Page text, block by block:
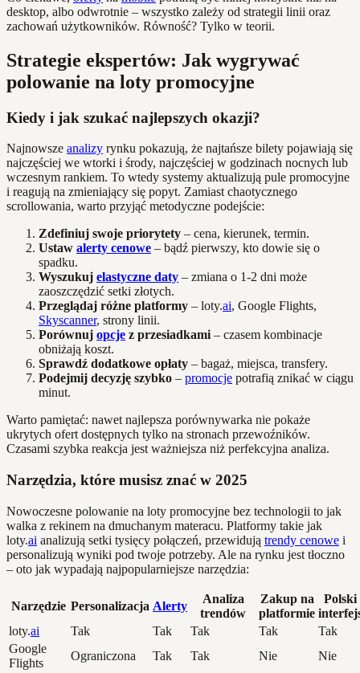
desktop, albo odwrotnie – wszystko zależy od strategii linii oraz
zachowań użytkowników. Równość? Tylko w teorii.
Strategie ekspertów: Jak wygrywać
polowanie na loty promocyjne
Kiedy i jak szukać najlepszych okazji?
Najnowsze analizy rynku pokazują, że najtańsze bilety pojawiają się
najczęściej we wtorki i środy, najczęściej w godzinach nocnych lub
wczesnym rankiem. To wtedy systemy aktualizują pule promocyjne
i reagują na zmieniający się popyt. Zamiast chaotycznego
scrollowania, warto przyjąć metodyczne podejście:
Zdefiniuj swoje priorytety – cena, kierunek, termin.
Ustaw alerty cenowe – bądź pierwszy, kto dowie się o
spadku.
Wyszukuj elastyczne daty – zmiana o 1-2 dni może
zaoszczędzić setki złotych.
Przeglądaj różne platformy – loty.ai, Google Flights,
Skyscanner, strony linii.
Porównuj opcje z przesiadkami – czasem kombinacje
obniżają koszt.
Sprawdź dodatkowe opłaty – bagaż, miejsca, transfery.
Podejmij decyzję szybko – promocje potrafią znikać w ciągu
minut.
Warto pamiętać: nawet najlepsza porównywarka nie pokaże
ukrytych ofert dostępnych tylko na stronach przewoźników.
Czasami szybka reakcja jest ważniejsza niż perfekcyjna analiza.
Narzędzia, które musisz znać w 2025
Nowoczesne polowanie na loty promocyjne bez technologii to jak
walka z rekinem na dmuchanym materacu. Platformy takie jak
loty.ai analizują setki tysięcy połączeń, przewidują trendy cenowe i
personalizują wyniki pod twoje potrzeby. Ale na rynku jest tłoczno
– oto jak wypadają najpopularniejsze narzędzia:
Narzędzie Personalizacja Alerty
Analiza
trendów
Zakup na
platformie
Polski
loty.ai Tak Tak Tak Tak
Tak
Google
Flights
Ograniczona Tak Tak Nie Nie